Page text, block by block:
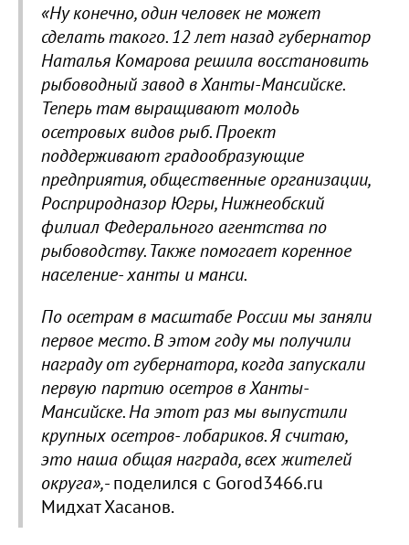
«Ну конечно, один человек не может
сделать такого. 12 лет назад губернатор
Наталья Комарова решила восстановить
рыбоводный завод в Ханты-Мансийске.
Теперь там выращивают молодь
осетровых видов рыб. Проект
поддерживают градообразующие
предприятия, общественные организации,
Росприродназор Югры, Нижнеобский
филиал Федерального агентства по
рыбоводству. Также помогает коренное
население- ханты и манси.
По осетрам в масштабе России мы заняли
первое место. В этом году мы получили
награду от губернатора, когда запускали
первую партию осетров в Ханты-
Мансийске. На этот раз мы выпустили
крупных осетров- лобариков. Я считаю,
это наша общая награда, всех жителей
округа»,- поделился с Gorod3466.ru
Мидхат Хасанов.